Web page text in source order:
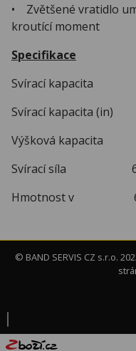
• Zvětšené vratidlo
kroutící moment
Specifikace
Svírací kapacita
Svírací
Výšková
Svírací síla
Hmotnost
© BAND SERVIS CZ s.r.o.